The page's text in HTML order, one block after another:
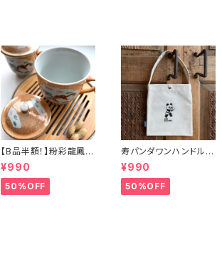
【B品半額！】粉彩龍鳳図
蓋碗（80年代景徳鎮デ
ッドストック）
¥990
50%OFF
寿パンダワンハンドルバ
ッグ
¥990
50%OFF